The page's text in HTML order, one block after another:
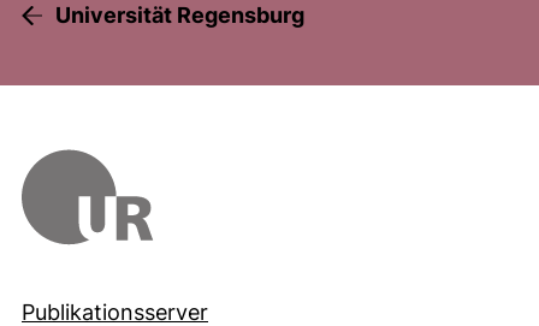
Universität Regensburg
Publikationsserver